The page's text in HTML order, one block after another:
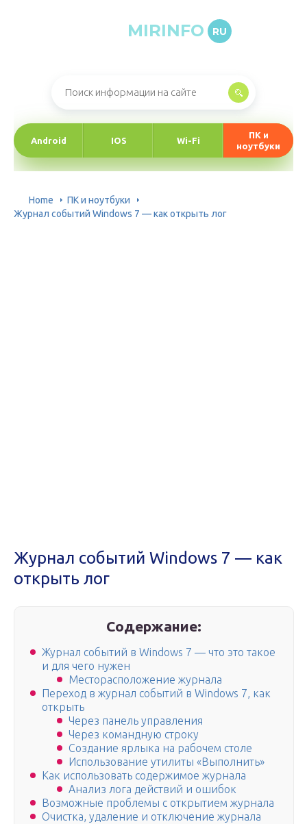
MIRINFO RU
Android IOS Wi-Fi
ПК и
ноутбуки
Home
ПК и ноутбуки
Журнал событий Windows 7 — как открыть лог
Журнал событий Windows 7 — как
открыть лог
Содержание:
Журнал событий в Windows 7 — что это такое
и для чего нужен
Месторасположение журнала
Переход в журнал событий в Windows 7, как
открыть
Через панель управления
Через командную строку
Создание ярлыка на рабочем столе
Использование утилиты «Выполнить»
Как использовать содержимое журнала
Анализ лога действий и ошибок
Возможные проблемы с открытием журнала
Очистка, удаление и отключение журнала